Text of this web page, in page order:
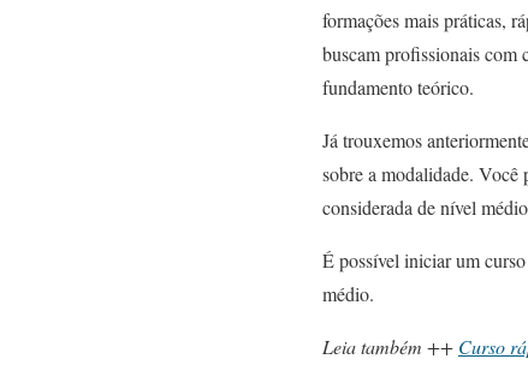
formações mais práticas,
buscam profissionais com
fundamento teórico.
Já trouxemos
sobre a modalidade. Você
considerada de nível
É possível iniciar um
médio.
Leia também ++ Curso